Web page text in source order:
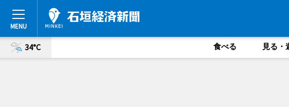
34°C 食べる 見る・